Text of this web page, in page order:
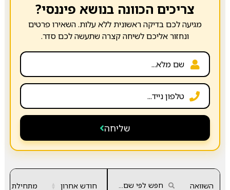
צריכים הכוונה בנושא פיננסי?
מגיעה לכם בדיקה ראשונית ללא עלות. השאירו פרטים
ונחזור אליכם לשיחה קצרה שתעשה לכם סדר.
שליחה
השוואה חודש אחרון ▲
▼ מתחילת